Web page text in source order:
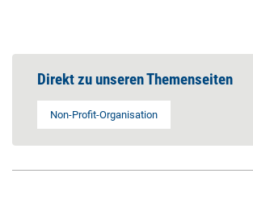
Direkt zu unseren Themenseiten
Non-Profit-Organisation